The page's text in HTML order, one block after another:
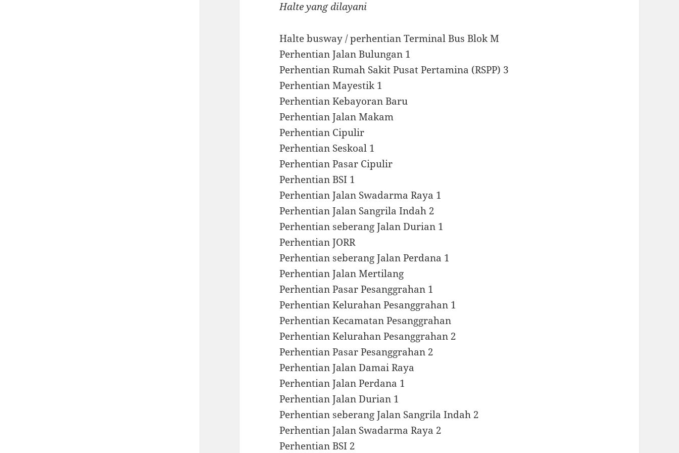
Halte yang dilayani
Halte busway / perhentian Terminal Bus Blok M
Perhentian Jalan Bulungan 1
Perhentian Rumah Sakit Pusat Pertamina (RSPP) 3
Perhentian Mayestik 1
Perhentian Kebayoran Baru
Perhentian Jalan Makam
Perhentian Cipulir
Perhentian Seskoal 1
Perhentian Pasar Cipulir
Perhentian BSI 1
Perhentian Jalan Swadarma Raya 1
Perhentian Jalan Sangrila Indah 2
Perhentian seberang Jalan Durian 1
Perhentian JORR
Perhentian seberang Jalan Perdana 1
Perhentian Jalan Mertilang
Perhentian Pasar Pesanggrahan 1
Perhentian Kelurahan Pesanggrahan 1
Perhentian Kecamatan Pesanggrahan
Perhentian Kelurahan Pesanggrahan 2
Perhentian Pasar Pesanggrahan 2
Perhentian Jalan Damai Raya
Perhentian Jalan Perdana 1
Perhentian Jalan Durian 1
Perhentian seberang Jalan Sangrila Indah 2
Perhentian Jalan Swadarma Raya 2
Perhentian BSI 2